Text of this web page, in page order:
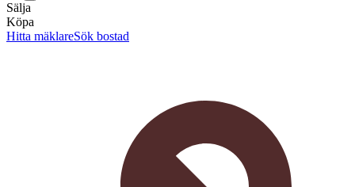
Sälja
Köpa
Hitta mäklareSök bostad